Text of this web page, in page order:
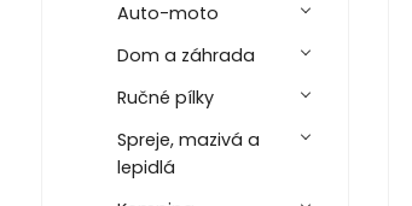
Auto-moto
Dom a záhrada
Ručné pílky
Spreje, mazivá a
lepidlá